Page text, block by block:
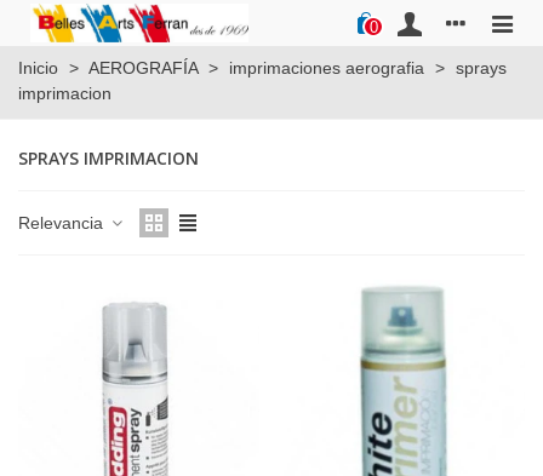
0
Inicio > AEROGRAFÍA > imprimaciones aerografia > sprays
imprimacion
SPRAYS IMPRIMACION
Relevancia